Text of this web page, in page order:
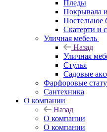
Пледы
Покрывала
Постельное
Скатерти и
Уличная мебель
Назад
Уличная
Стулья
Садовые
Фарфоровые
Сантехника
О компании
Назад
О компании
О компании